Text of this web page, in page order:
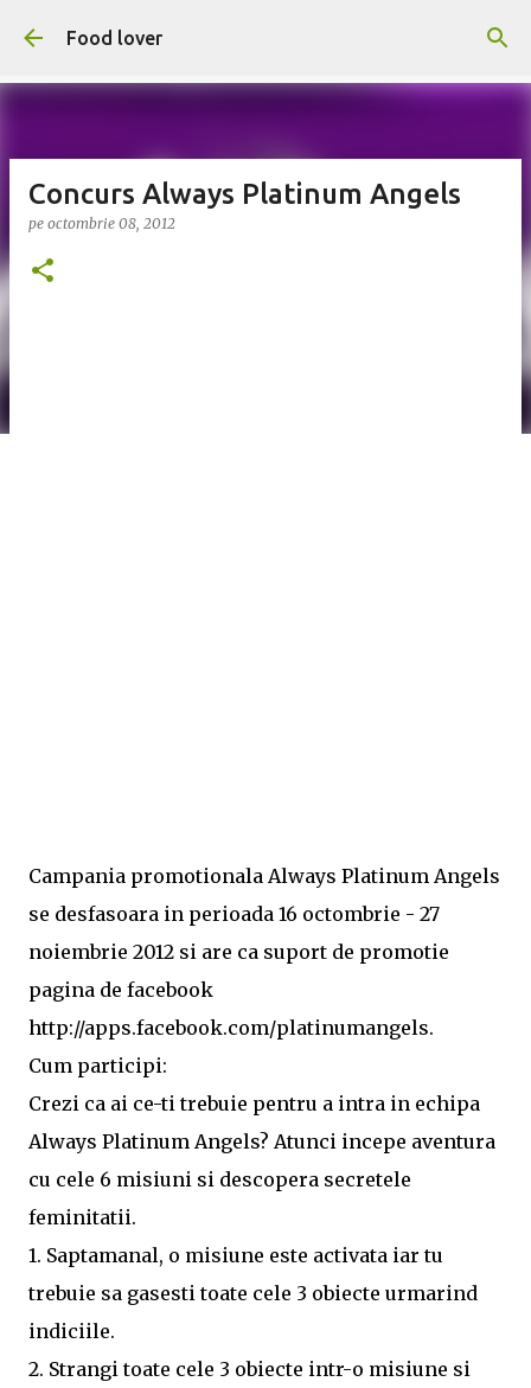
Treceți la conținutul principal
Food lover
Concurs Always Platinum Angels
pe octombrie 08, 2012
Campania promotionala Always Platinum Angels
se desfasoara in perioada 16 octombrie - 27
noiembrie 2012 si are ca suport de promotie
pagina de facebook
http://apps.facebook.com/platinumangels.
Cum participi:
Crezi ca ai ce-ti trebuie pentru a intra in echipa
Always Platinum Angels? Atunci incepe aventura
cu cele 6 misiuni si descopera secretele
feminitatii.
1. Saptamanal, o misiune este activata iar tu
trebuie sa gasesti toate cele 3 obiecte urmarind
indiciile.
2. Strangi toate cele 3 obiecte intr-o misiune si